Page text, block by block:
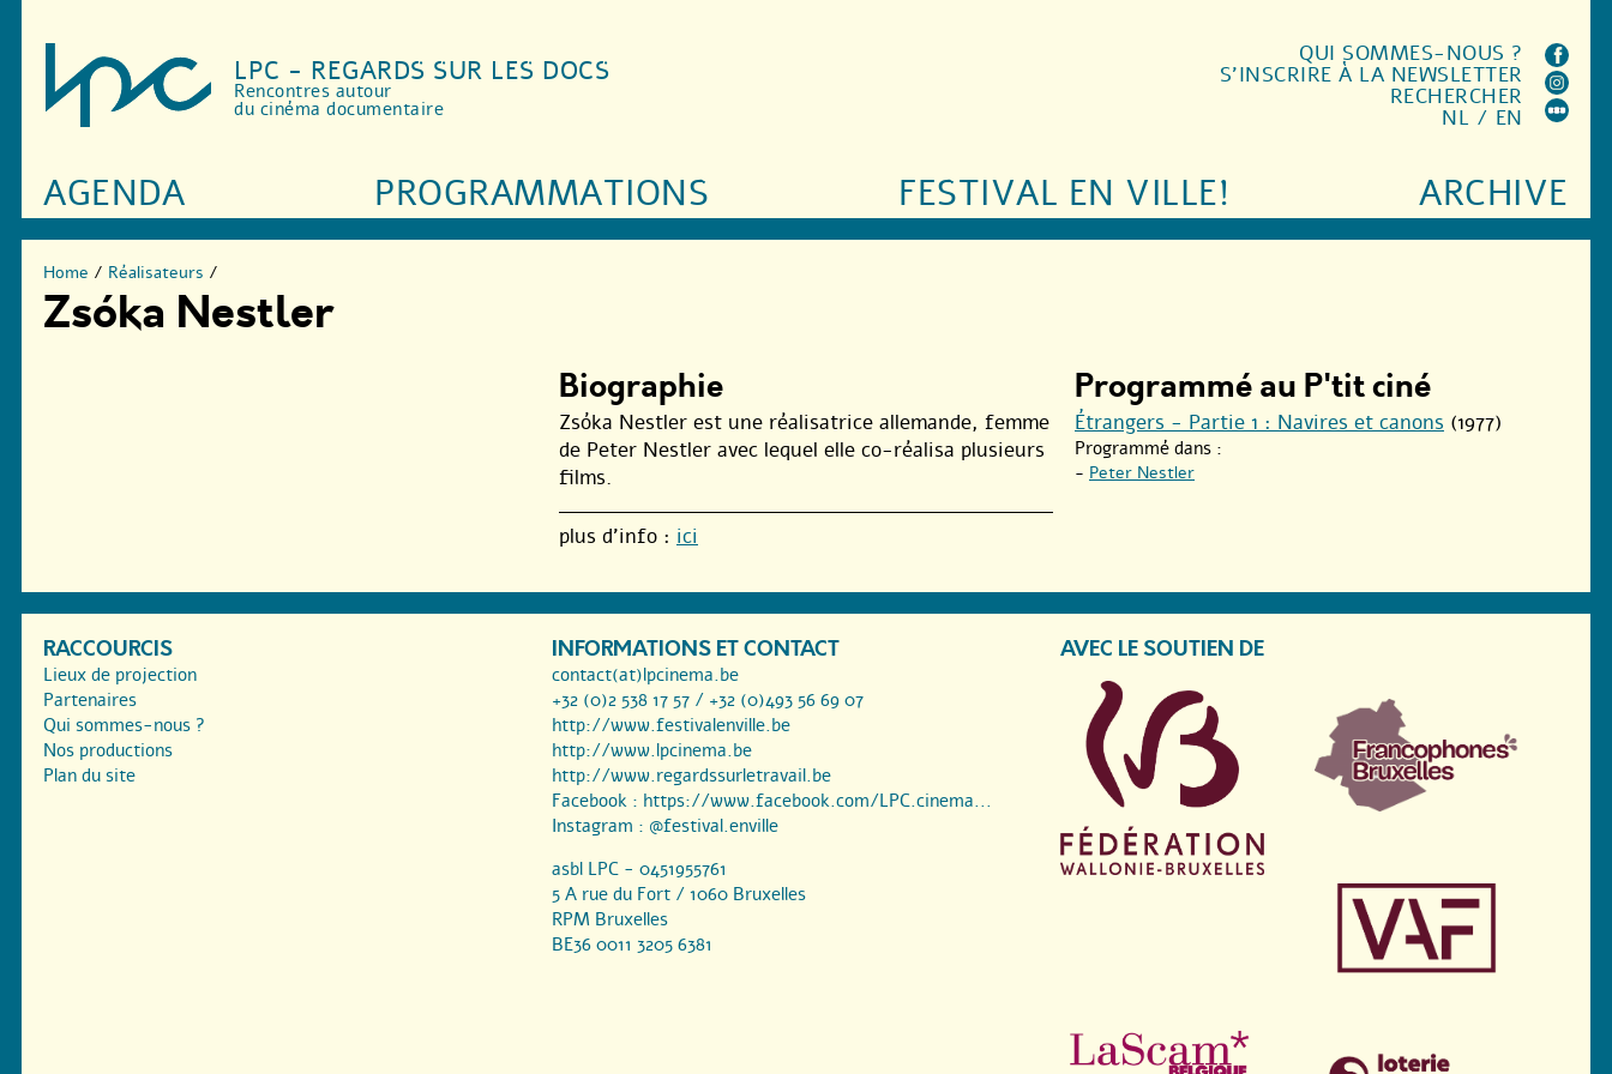
LPC - REGARDS SUR LES DOCS
Rencontres autour
du cinéma documentaire
AGENDA PROGRAMMATIONS FESTIVAL EN VILLE! ARCHIVE
QUI SOMMES-NOUS ?
S'INSCRIRE À LA NEWSLETTER
RECHERCHER
NL / EN
Home / Réalisateurs /
Zsóka Nestler
Biographie
Zsóka Nestler est une réalisatrice allemande, femme
de Peter Nestler avec lequel elle co-réalisa plusieurs
films.
plus d’info : ici
Programmé au P'tit ciné
Étrangers - Partie 1 : Navires et canons (1977)
Programmé dans :
- Peter Nestler
RACCOURCIS
Lieux de projection
Partenaires
Qui sommes-nous ?
Nos productions
Plan du site
INFORMATIONS ET CONTACT
contact(at)lpcinema.be
+32 (0)2 538 17 57 / +32 (0)493 56 69 07
http://www.festivalenville.be
http://www.lpcinema.be
http://www.regardssurletravail.be
Facebook : https://www.facebook.com/LPC.cinema...
Instagram : @festival.enville
asbl LPC - 0451955761
5 A rue du Fort / 1060 Bruxelles
RPM Bruxelles
BE36 0011 3205 6381
AVEC LE SOUTIEN DE